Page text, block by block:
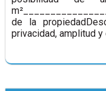
de la
privacidad, amplitud